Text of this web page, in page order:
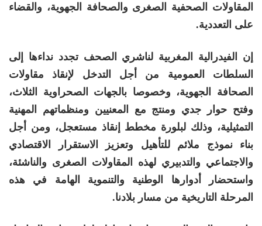
المقاولات الصحفية الصغرى والصحافة الجهوية، والقضاء
على التعددية.
إن الفيدرالية المغربية لناشري الصحف تجدد نداءها إلى
السلطات العمومية من أجل التدخل لإنقاذ مقاولات
الصحافة الجهوية، وخصوصا بالجهات الصحراوية الثلاث،
وفتح حوار جدي ومنتج مع المعنيين ومنظماتهم المهنية
التمثيلية، وذلك لبلورة مخطط إنقاذ مستعجل، ومن أجل
بناء نموذج ملائم للتأهيل وتعزيز الاستقرار الاقتصادي
والاجتماعي والتدبيري لهذه المقاولات الصغرى والناشئة،
واستحضار أدوارها الوطنية والتنموية الهامة في هذه
المرحلة التاريخية من مسار بلادنا.